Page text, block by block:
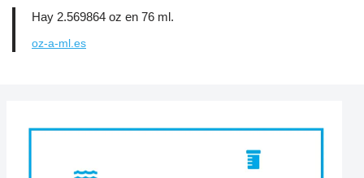
Hay 2.569864 oz en 76 ml.
oz-a-ml.es